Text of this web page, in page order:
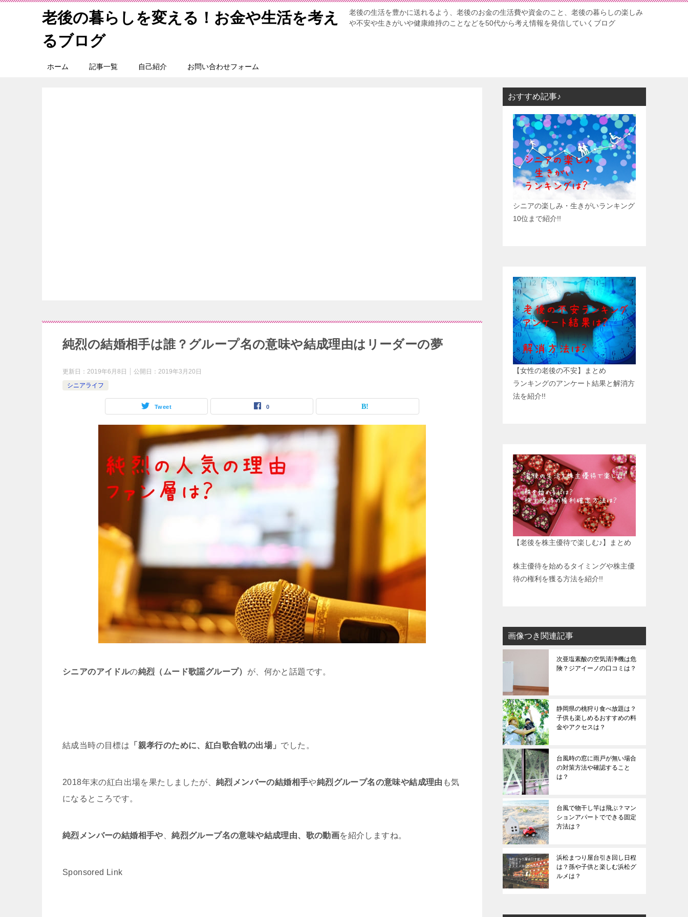
老後の暮らしを変える！お金や生活を考え
るブログ
老後の生活を豊かに送れるよう、老後のお金の生活費や資金のこと、老後の暮らしの楽しみ
や不安や生きがいや健康維持のことなどを50代から考え情報を発信していくブログ
ホーム 記事一覧 自己紹介 お問い合わせフォーム
純烈の結婚相手は誰？グループ名の意味や結成理由はリーダーの夢
更新日： 2019年6月8日 公開日： 2019年3月20日
シニアライフ
Tweet 0
シニアのアイドルの純烈（ムード歌謡グループ） が、何かと話題です。
結成当時の目標は 「親孝行のために、紅白歌合戦の出場」 でした。
2018年末の紅白出場を果たしましたが、 純烈メンバーの結婚相手や純烈グループ名の意味や結成理由 も気
になるところです。
純烈メンバーの結婚相手や 、純烈グループ名の意味や結成理由、歌の動画を紹介しますね。
Sponsored Link
おすすめ記事♪
シニアの楽しみ・生きがいランキング
10位まで紹介!!
【女性の老後の不安】まとめ
ランキングのアンケート結果と解消方
法を紹介!!
【老後を株主優待で楽しむ♪】まとめ
株主優待を始めるタイミングや株主優
待の権利を獲る方法を紹介!!
画像つき関連記事
次亜塩素酸の空気清浄機は危
険？ジアイーノの口コミは？
静岡県の桃狩り食べ放題は？
子供も楽しめるおすすめの料
金やアクセスは？
台風時の窓に雨戸が無い場合
の対策方法や確認すること
は？
台風で物干し竿は飛ぶ？マン
ションアパートでできる固定
方法は？
浜松まつり屋台引き回し日程
は？孫や子供と楽しむ浜松グ
ルメは？